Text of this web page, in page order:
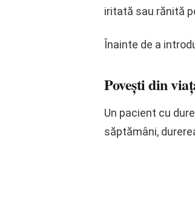
iritată sau rănită
Înainte de a
Povești din
Un pacient cu
săptămâni,